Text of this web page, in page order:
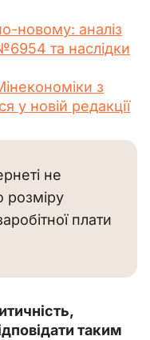
новому: аналіз
та наслідки
з
у новій редакції
не
розміру
плати
таким